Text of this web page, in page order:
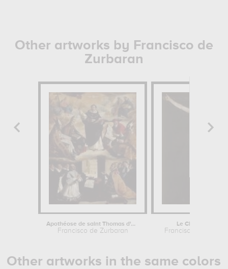
Other artworks by Francisco de
Zurbaran
Apothéose de saint Thomas d'Aquin
Francisco de Zurbaran
Le Christ crucifié
Francisco de
Other artworks in the same colors